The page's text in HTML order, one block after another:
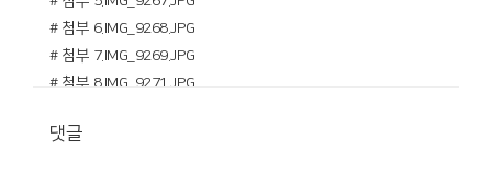
# 첨부 6.IMG_9268.JPG
# 첨부 7.IMG_9269.JPG
# 첨부 8.IMG_9271.JPG
# 첨부 10.IMG_9273.JPG
댓글